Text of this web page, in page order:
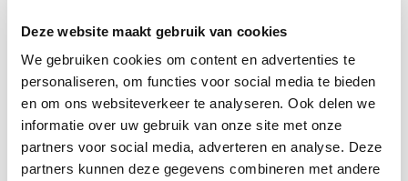
Deze website maakt gebruik van cookies
We gebruiken cookies om content en advertenties te
personaliseren, om functies voor social media te bieden
en om ons websiteverkeer te analyseren. Ook delen we
informatie over uw gebruik van onze site met onze
partners voor social media, adverteren en analyse. Deze
partners kunnen deze gegevens combineren met andere